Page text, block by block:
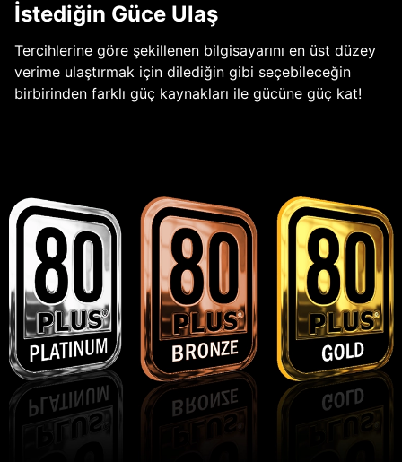
İstediğin Güce Ulaş
Tercihlerine göre şekillenen bilgisayarını en üst düzey
verime ulaştırmak için dilediğin gibi seçebileceğin
birbirinden farklı güç kaynakları ile gücüne güç kat!